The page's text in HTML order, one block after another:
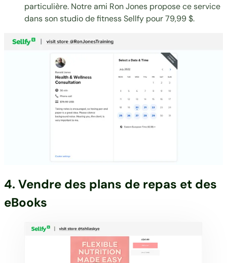
particulière. Notre ami RonJones propose ce service
dans son studio de fitness Sellfy pour 79,99 $.
4. Vendre des plans de repas et des
eBooks